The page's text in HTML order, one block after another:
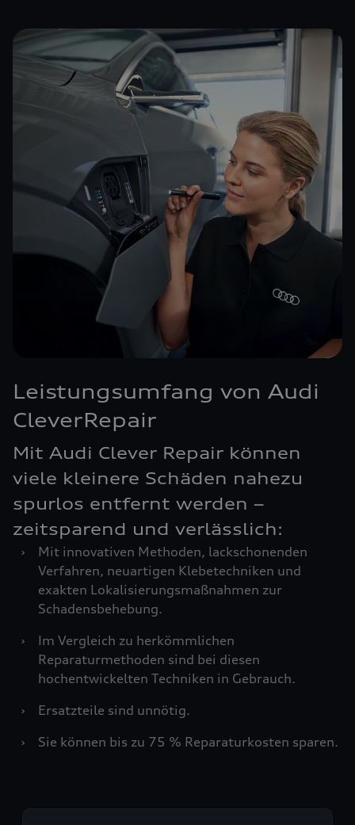
Leistungsumfang von Audi
CleverRepair
Mit Audi Clever Repair können
viele kleinere Schäden nahezu
spurlos entfernt werden –
zeitsparend und verlässlich:
›
Mit innovativen Methoden, lackschonenden
Verfahren, neuartigen Klebetechniken und
exakten Lokalisierungsmaßnahmen zur
Schadensbehebung.
›
Im Vergleich zu herkömmlichen
Reparaturmethoden sind bei diesen
hochentwickelten Techniken in Gebrauch.
›
Ersatzteile sind unnötig.
›
Sie können bis zu 75 % Reparaturkosten sparen.